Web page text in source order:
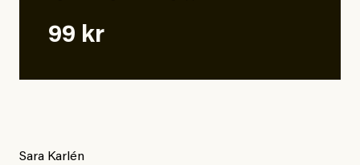
99 kr
Sara Karlén